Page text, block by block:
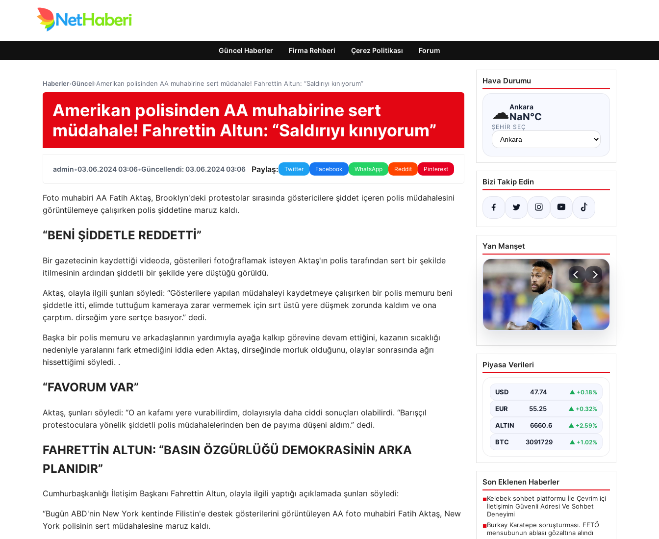
Güncel Haberler Firma Rehberi Çerez Politikası Forum
Haberler›Güncel›Amerikan polisinden AA muhabirine sert müdahale! Fahrettin Altun: “Saldırıyı kınıyorum”
Amerikan polisinden AA muhabirine sert
müdahale! Fahrettin Altun: “Saldırıyı kınıyorum”
admin•03.06.2024 03:06•Güncellendi: 03.06.2024 03:06 Paylaş: Twitter Facebook WhatsApp Reddit Pinterest
Foto muhabiri AA Fatih Aktaş, Brooklyn'deki protestolar sırasında göstericilere şiddet içeren polis müdahalesini
görüntülemeye çalışırken polis şiddetine maruz kaldı.
“BENİ ŞİDDETLE REDDETTİ”
Bir gazetecinin kaydettiği videoda, gösterileri fotoğraflamak isteyen Aktaş'ın polis tarafından sert bir şekilde
itilmesinin ardından şiddetli bir şekilde yere düştüğü görüldü.
Aktaş, olayla ilgili şunları söyledi: “Gösterilere yapılan müdahaleyi kaydetmeye çalışırken bir polis memuru beni
şiddetle itti, elimde tuttuğum kameraya zarar vermemek için sırt üstü yere düşmek zorunda kaldım ve ona
çarptım. dirseğim yere sertçe basıyor.” dedi.
Başka bir polis memuru ve arkadaşlarının yardımıyla ayağa kalkıp görevine devam ettiğini, kazanın sıcaklığı
nedeniyle yaralarını fark etmediğini iddia eden Aktaş, dirseğinde morluk olduğunu, olaylar sonrasında ağrı
hissettiğimi söyledi. .
“FAVORUM VAR”
Aktaş, şunları söyledi: “O an kafamı yere vurabilirdim, dolayısıyla daha ciddi sonuçları olabilirdi. “Barışçıl
protestoculara yönelik şiddetli polis müdahalelerinden ben de payıma düşeni aldım.” dedi.
FAHRETTİN ALTUN: “BASIN ÖZGÜRLÜĞÜ DEMOKRASİNİN ARKA
PLANIDIR”
Cumhurbaşkanlığı İletişim Başkanı Fahrettin Altun, olayla ilgili yaptığı açıklamada şunları söyledi:
“Bugün ABD'nin New York kentinde Filistin'e destek gösterilerini görüntüleyen AA foto muhabiri Fatih Aktaş, New
York polisinin sert müdahalesine maruz kaldı.
Hava Durumu
☁Ankara
NaN°C
ŞEHIR SEÇ
Bizi Takip Edin
Yan Manşet
05.08.2026
Neymar’ın maç sonrası
gerginlik yaşadığı anlar!
Piyasa Verileri
USD 47.74 ▲ +0.18%
EUR 55.25 ▲ +0.32%
ALTIN 6660.6 ▲ +2.59%
BTC 3091729 ▲ +1.02%
Son Eklenen Haberler
■Kelebek sohbet platformu İle Çevrim içi
İletişimin Güvenli Adresi Ve Sohbet
Deneyimi
■Burkay Karatepe soruşturması. FETÖ
mensubunun ablası gözaltına alındı